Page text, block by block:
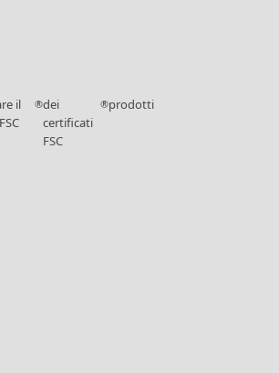
il
®dei
certificati
FSC
®prodotti